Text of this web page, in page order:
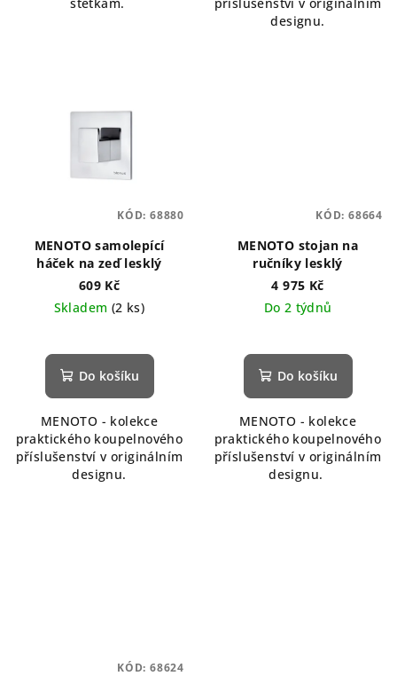
štětkám.
příslušenství v originálním
designu.
MENOTO samolepící
háček na zeď lesklý
609 Kč
Skladem (2 ks)
Do košíku
MENOTO - kolekce
praktického koupelnového
příslušenství v originálním
designu.
KÓD: 68880
MENOTO stojan na
ručníky lesklý
4 975 Kč
Do 2 týdnů
hodnocení
produktu
z
5
hvězdiček.
Do košíku
MENOTO - kolekce
praktického koupelnového
příslušenství v originálním
designu.
KÓD: 68664
KÓD: 68624